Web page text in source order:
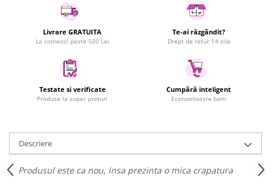
Aparate Frigorifice
Aparate Racire Aer
Climatizare & sisteme de incalzire
Electrocasnice pentru Bucatarie
Fiare de calcat si masini de cusut
Purificatoare de aer
Fashion
Bijuterii
Livrare GRATUITA
La comenzi peste 500 Lei
Te-ai răzgândit?
Drept de retur 14 zile
Testate si verificate
Produse la super prețuri
Cumpără inteligent
Economisește bani
Descriere
Produsul este ca nou, insa prezinta o mica crapatura